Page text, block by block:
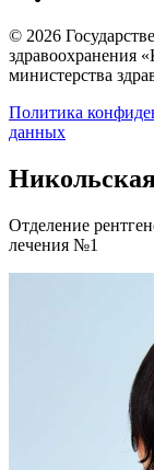
© 2026
здравоохранения
министерства
Политика
данных
Отделение
лечения №1